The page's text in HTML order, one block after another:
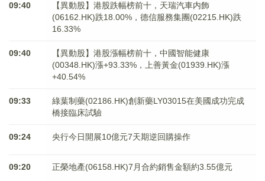
09:40
【異動股】港股跌幅榜前十，天瑞汽車内飾
(06162.HK)跌18.00%，德信服務集團(02215.HK)跌
16.33%
09:40
【異動股】港股漲幅榜前十，中國智能健康
(00348.HK)漲+93.33%，上善黃金(01939.HK)漲
+40.54%
09:33
綠葉制藥(02186.HK)創新藥LY03015在美國成功完成
橋接臨床試驗
09:24 央行今日開展10億元7天期逆回購操作
09:20 正榮地產(06158.HK)7月合約銷售金額約3.55億元